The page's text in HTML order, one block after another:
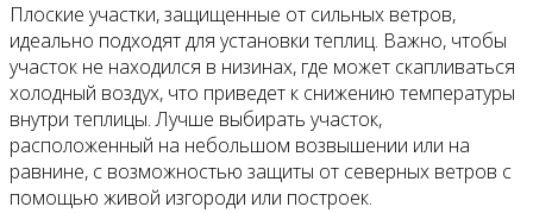
Плоские участки, защищенные от сильных ветров,
идеально подходят для установки теплиц. Важно, чтобы
участок не находился в низинах, где может скапливаться
холодный воздух, что приведет к снижению температуры
внутри теплицы. Лучше выбирать участок,
расположенный на небольшом возвышении или на
равнине, с возможностью защиты от северных ветров с
помощью живой изгороди или построек.